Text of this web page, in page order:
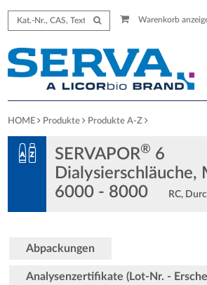
Warenkorb
HOME Produkte Produkte A-Z
SERVAPOR® 6
Dialysierschläuche,
6000 - 8000
RC,
Abpackungen
Analysenzertifikate (Lot-Nr. -